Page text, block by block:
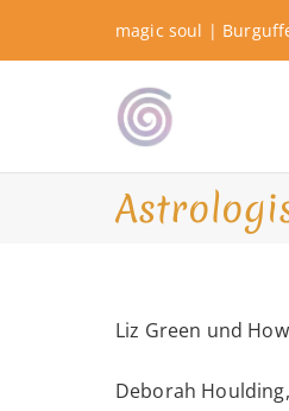
magic soul |
magic
Liz Green und
Deborah